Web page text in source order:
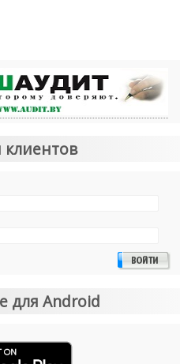
клиентов
для Android